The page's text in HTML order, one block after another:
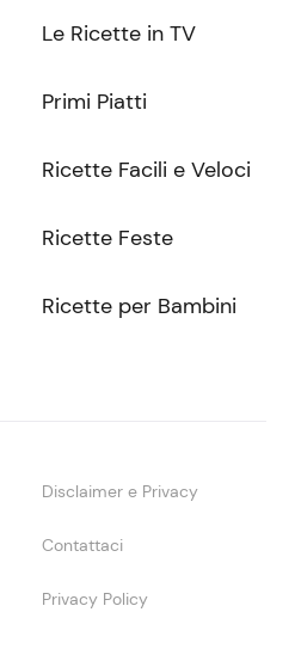
Le Ricette in TV
Primi Piatti
Ricette Facili e Veloci
Ricette Feste
Ricette per Bambini
Disclaimer e Privacy
Contattaci
Privacy Policy